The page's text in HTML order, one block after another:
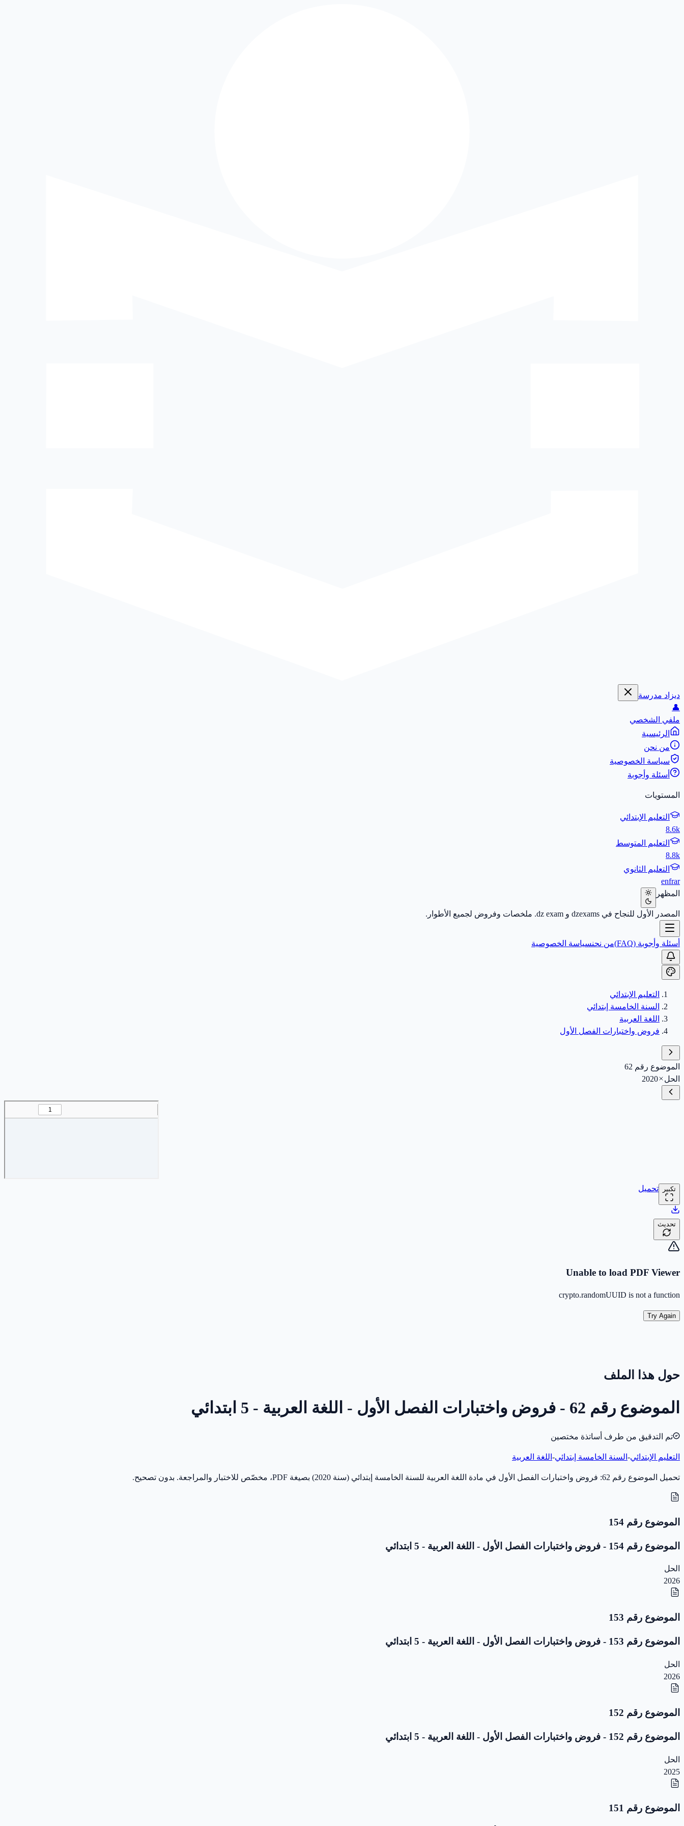
ديزاد مدرسة
👤
ملفي الشخصي
الرئيسية
من نحن
سياسة الخصوصية
أسئلة وأجوبة
المستويات
التعليم الإبتدائي
8.6k
التعليم المتوسط
8.8k
التعليم الثانوي
enfrar
المظهر
المصدر الأول للنجاح في dzexams و dz exam. ملخصات وفروض لجميع الأطوار.
أسئلة وأجوبة (FAQ) من نحنسياسة الخصوصية
التعليم الإبتدائي
السنة الخامسة إبتدائي
اللغة العربية
فروض واختبارات الفصل الأول
الموضوع رقم 62
الحل
2020
تكبير تحميل
تحديث
Unable to load PDF Viewer
crypto.randomUUID is not a function
Try Again
حول هذا الملف
الموضوع رقم 62 - فروض واختبارات الفصل الأول - اللغة العربية - 5 ابتدائي
تم التدقيق من طرف أساتذة مختصين
التعليم الإبتدائي- السنة الخامسة إبتدائي- اللغة العربية
تحميل الموضوع رقم 62: فروض واختبارات الفصل الأول في مادة اللغة العربية للسنة الخامسة إبتدائي (سنة 2020) بصيغة PDF، مخصّص للاختبار والمراجعة. بدون تصحيح.
الموضوع رقم 154
الموضوع رقم 154 - فروض واختبارات الفصل الأول - اللغة العربية - 5 ابتدائي
الحل
2026
الموضوع رقم 153
الموضوع رقم 153 - فروض واختبارات الفصل الأول - اللغة العربية - 5 ابتدائي
الحل
2026
الموضوع رقم 152
الموضوع رقم 152 - فروض واختبارات الفصل الأول - اللغة العربية - 5 ابتدائي
الحل
2025
الموضوع رقم 151